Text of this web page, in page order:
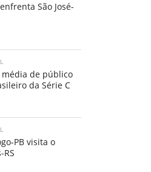
São José-
média de público
da Série C
PB visita o
RS